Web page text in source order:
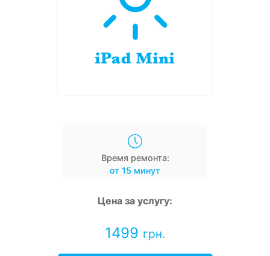
Время ремонта:
от 15 минут
Цена за услугу:
1499 грн.